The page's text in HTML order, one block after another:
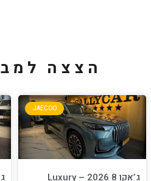
נוסף
JAECOO
ג’אקו 7 פרימיום 2026